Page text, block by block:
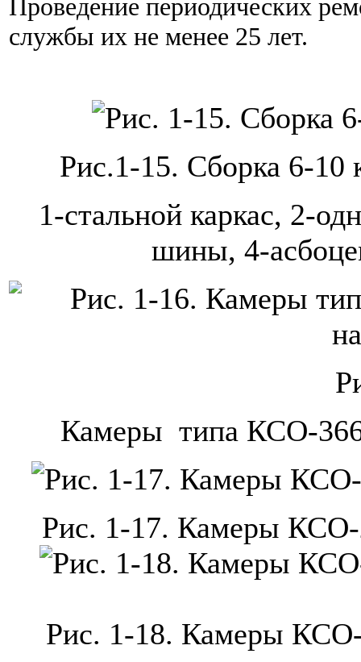
Проведение периодических
службы их не менее 25 лет.
Рис.1-15. Сборка 6-10
1-стальной каркас, 2-
шины, 4-
Камеры типа КСО-366
Рис. 1-17. Камеры
Рис. 1-18. Камеры